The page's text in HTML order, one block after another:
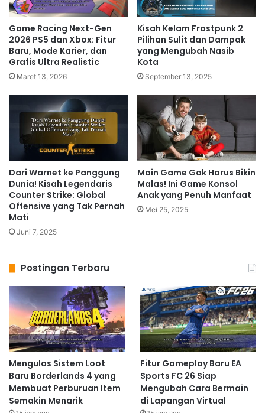
Game Racing Next-Gen
2026 PS5 dan Xbox: Fitur
Baru, Mode Karier, dan
Grafis Ultra Realistic
Maret 13, 2026
Kisah Kelam Frostpunk 2
Pilihan Sulit dan Dampak
yang Mengubah Nasib
Kota
September 13, 2025
Dari Warnet ke Panggung
Dunia! Kisah Legendaris
Counter Strike: Global
Offensive yang Tak Pernah
Mati
Juni 7, 2025
Main Game Gak Harus Bikin
Malas! Ini Game Konsol
Anak yang Penuh Manfaat
Mei 25, 2025
Postingan Terbaru
Mengulas Sistem Loot
Baru Borderlands 4 yang
Membuat Perburuan Item
Semakin Menarik
Fitur Gameplay Baru EA
Sports FC 26 Siap
Mengubah Cara Bermain
di Lapangan Virtual